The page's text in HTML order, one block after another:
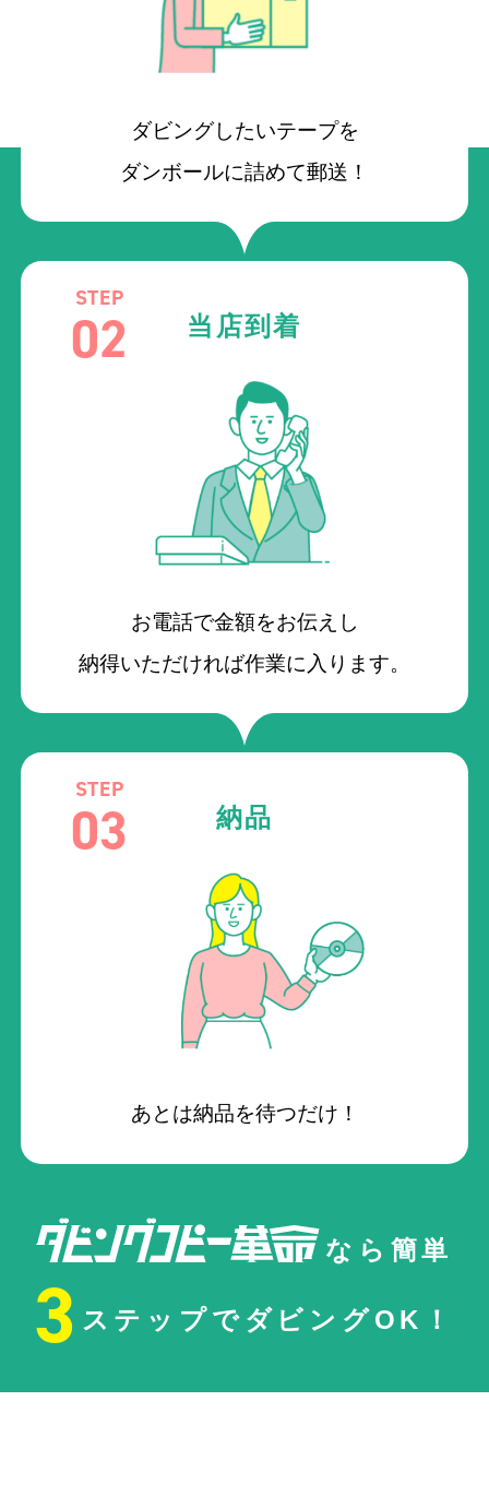
ダビングしたいテープを
ダンボールに詰めて郵送！
STEP
02 当店到着
お電話で金額をお伝えし
納得いただければ作業に入ります。
STEP
03 納品
あとは納品を待つだけ！
なら簡単
3 ステップでダビングOK！